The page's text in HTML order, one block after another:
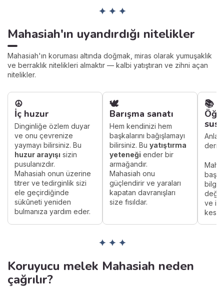
✦ ✦ ✦
Mahasiah'ın uyandırdığı nitelikler
Mahasiah'ın koruması altında doğmak, miras olarak yumuşaklık
ve berraklık nitelikleri almaktır — kalbi yatıştıran ve zihni açan
nitelikler.
☮️
İç huzur
Dinginliğe özlem duyar
ve onu çevrenize
yaymayı bilirsiniz. Bu
huzur arayışı sizin
pusulanızdır.
Mahasiah onun üzerine
titrer ve tedirginlik sizi
ele geçirdiğinde
sükûneti yeniden
bulmanıza yardım eder.
🕊️
Barışma sanatı
Hem kendinizi hem
başkalarını bağışlamayı
bilirsiniz. Buyatıştırma
yeteneği ender bir
armağandır.
Mahasiah onu
güçlendirir ve yaraları
kapatan davranışları
size fısıldar.
📚
ve
✦ ✦ ✦
Koruyucu melek Mahasiah neden
çağrılır?